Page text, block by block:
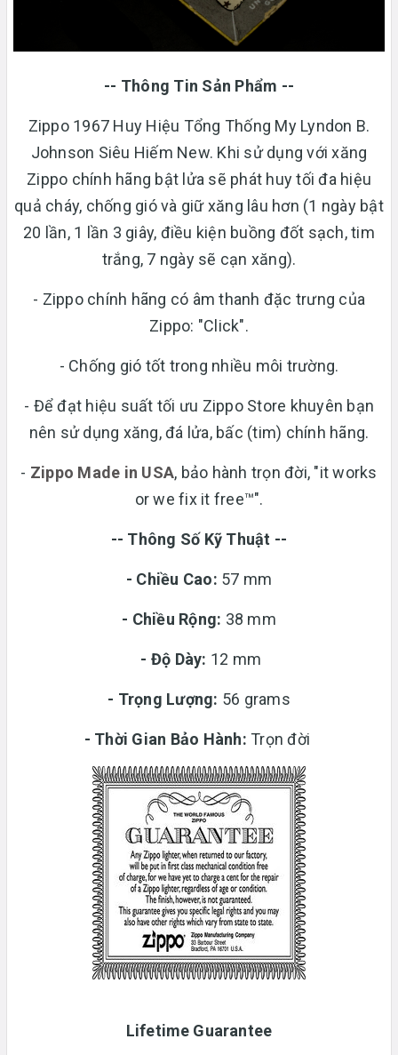
-- Thông Tin Sản Phẩm --
Zippo 1967 Huy Hiệu Tổng Thống My Lyndon B.
Johnson Siêu Hiếm New. Khi sử dụng với xăng
Zippo chính hãng bật lửa sẽ phát huy tối đa hiệu
quả cháy, chống gió và giữ xăng lâu hơn (1 ngày bật
20 lần, 1 lần 3 giây, điều kiện buồng đốt sạch, tim
trắng, 7 ngày sẽ cạn xăng).
- Zippo chính hãng có âm thanh đặc trưng của
Zippo: "Click".
- Chống gió tốt trong nhiều môi trường.
- Để đạt hiệu suất tối ưu Zippo Store khuyên bạn
nên sử dụng xăng, đá lửa, bấc (tim) chính hãng.
- Zippo Made in USA, bảo hành trọn đời, "it works
or we fix it free™".
-- Thông Số Kỹ Thuật --
- Chiều Cao: 57 mm
- Chiều Rộng: 38 mm
- Độ Dày: 12 mm
- Trọng Lượng: 56 grams
- Thời Gian Bảo Hành: Trọn đời
Lifetime Guarantee